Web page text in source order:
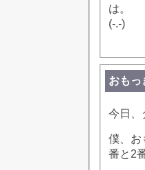
は。
(-.-)
おもっ
今日、
僕、お
番と2